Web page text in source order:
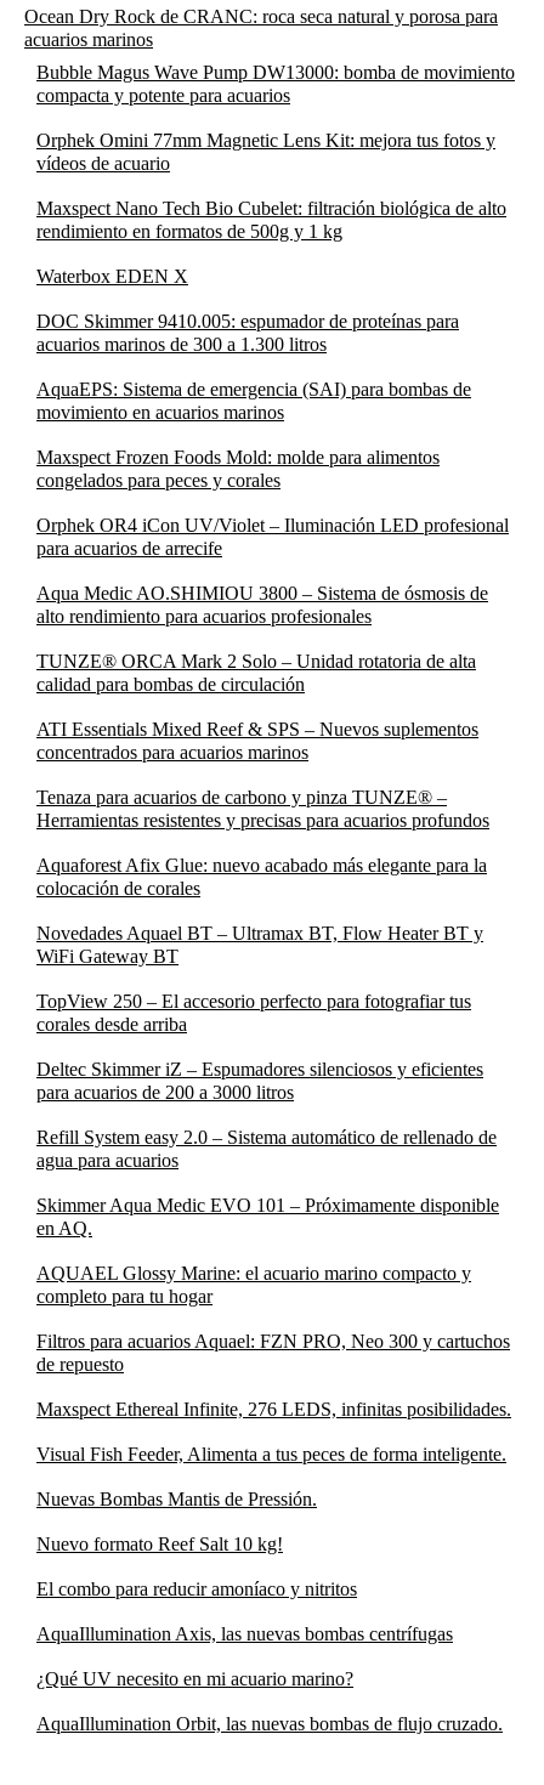
Ocean Dry Rock de CRANC: roca seca natural y porosa para
acuarios marinos
Bubble Magus Wave Pump DW13000: bomba de movimiento
compacta y potente para acuarios
Orphek Omini 77mm Magnetic Lens Kit: mejora tus fotos y
vídeos de acuario
Maxspect Nano Tech Bio Cubelet: filtración biológica de alto
rendimiento en formatos de 500g y 1 kg
Waterbox EDEN X
DOC Skimmer 9410.005: espumador de proteínas para
acuarios marinos de 300 a 1.300 litros
AquaEPS: Sistema de emergencia (SAI) para bombas de
movimiento en acuarios marinos
Maxspect Frozen Foods Mold: molde para alimentos
congelados para peces y corales
Orphek OR4 iCon UV/Violet – Iluminación LED profesional
para acuarios de arrecife
Aqua Medic AO.SHIMIOU 3800 – Sistema de ósmosis de
alto rendimiento para acuarios profesionales
TUNZE® ORCA Mark 2 Solo – Unidad rotatoria de alta
calidad para bombas de circulación
ATI Essentials Mixed Reef & SPS – Nuevos suplementos
concentrados para acuarios marinos
Tenaza para acuarios de carbono y pinza TUNZE® –
Herramientas resistentes y precisas para acuarios profundos
Aquaforest Afix Glue: nuevo acabado más elegante para la
colocación de corales
Novedades Aquael BT – Ultramax BT, Flow Heater BT y
WiFi Gateway BT
TopView 250 – El accesorio perfecto para fotografiar tus
corales desde arriba
Deltec Skimmer iZ – Espumadores silenciosos y eficientes
para acuarios de 200 a 3000 litros
Refill System easy 2.0 – Sistema automático de rellenado de
agua para acuarios
Skimmer Aqua Medic EVO 101 – Próximamente disponible
en AQ.
AQUAEL Glossy Marine: el acuario marino compacto y
completo para tu hogar
Filtros para acuarios Aquael: FZN PRO, Neo 300 y cartuchos
de repuesto
Maxspect Ethereal Infinite, 276 LEDS, infinitas posibilidades.
Visual Fish Feeder, Alimenta a tus peces de forma inteligente.
Nuevas Bombas Mantis de Pressión.
Nuevo formato Reef Salt 10 kg!
El combo para reducir amoníaco y nitritos
AquaIllumination Axis, las nuevas bombas centrífugas
¿Qué UV necesito en mi acuario marino?
AquaIllumination Orbit, las nuevas bombas de flujo cruzado.